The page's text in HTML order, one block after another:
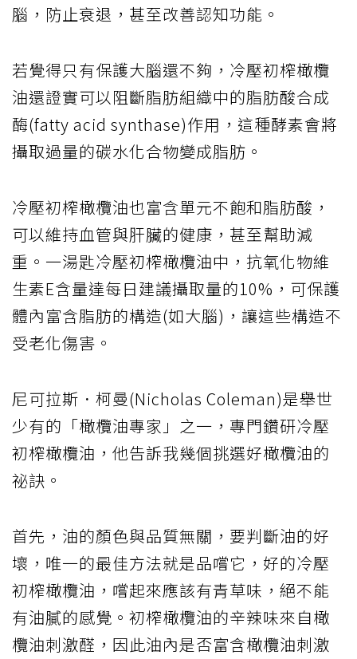
腦，防止衰退，甚至改善認知功能。
若覺得只有保護大腦還不夠，冷壓初榨橄欖
油還證實可以阻斷脂肪組織中的脂肪酸合成
酶(fatty acid synthase)作用，這種酵素會將
攝取過量的碳水化合物變成脂肪。
冷壓初榨橄欖油也富含單元不飽和脂肪酸，
可以維持血管與肝臟的健康，甚至幫助減
重。一湯匙冷壓初榨橄欖油中，抗氧化物維
生素E含量達每日建議攝取量的10%，可保護
體內富含脂肪的構造(如大腦)，讓這些構造不
受老化傷害。
尼可拉斯．柯曼(Nicholas Coleman)是舉世
少有的「橄欖油專家」之一，專門鑽研冷壓
初榨橄欖油，他告訴我幾個挑選好橄欖油的
祕訣。
首先，油的顏色與品質無關，要判斷油的好
壞，唯一的最佳方法就是品嚐它，好的冷壓
初榨橄欖油，嚐起來應該有青草味，絕不能
有油膩的感覺。初榨橄欖油的辛辣味來自橄
欖油刺激醛，因此油內是否富含橄欖油刺激